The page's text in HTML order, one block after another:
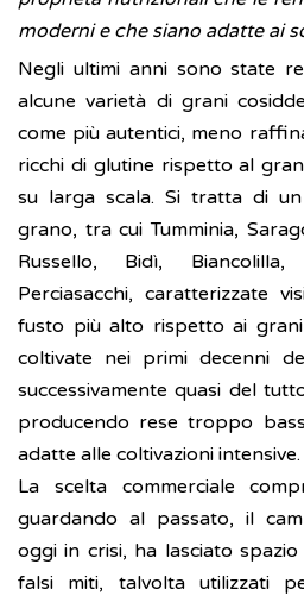
moderni e che siano adatte ai
Negli ultimi anni sono state
alcune varietà di grani
come più autentici, meno
ricchi di glutine rispetto al
su larga scala. Si tratta di
grano, tra cui Tumminia,
Russello, Bidì,
Perciasacchi, caratterizzate
fusto più alto rispetto ai grani
coltivate nei primi decenni
successivamente quasi del
producendo rese troppo
adatte alle coltivazioni intensive.
La scelta commerciale
guardando al passato, il
oggi in crisi, ha lasciato
falsi miti, talvolta utilizzati